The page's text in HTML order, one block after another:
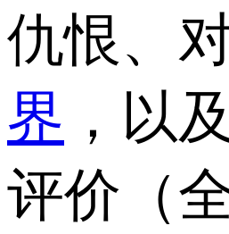
仇恨、
界 ，以
评价（